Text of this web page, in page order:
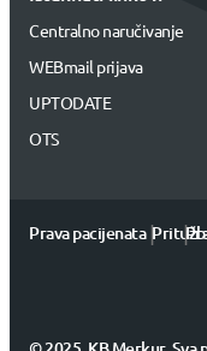
Centralno naručivanje
WEBmail prijava
UPTODATE
OTS
Prava pacijenata | |